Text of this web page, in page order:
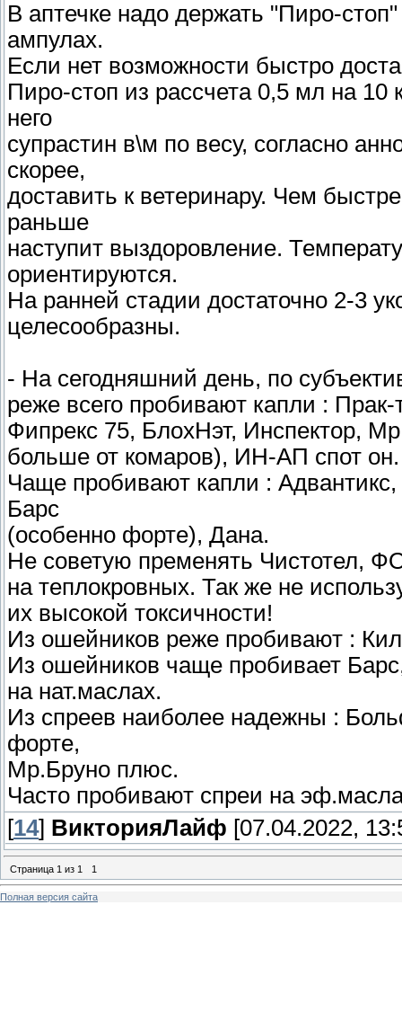
В аптечке надо держать "Пиро-
ампулах.
Если нет возможности быстро
Пиро-стоп из рассчета 0,5 мл на 10
него
супрастин в\м по весу, согласно
скорее,
доставить к ветеринару. Чем
раньше
наступит выздоровление.
ориентируются.
На ранней стадии достаточно 2-3
целесообразны.
- На сегодняшний день, по
реже всего пробивают капли :
Фипрекс 75, БлохНэт, Инспектор,
больше от комаров), ИН-АП спот
Чаще пробивают капли :
Барс
(особенно форте), Дана.
Не советую пременять Чистотел,
на теплокровных. Так же не
их высокой токсичности!
Из ошейников реже пробивают :
Из ошейников чаще пробивает
на нат.маслах.
Из спреев наиболее надежны :
форте,
Мр.Бруно плюс.
Часто пробивают спреи на
[14] ВикторияЛайф [07.04.2022,
Страница 1 из 1 1
Полная версия сайта